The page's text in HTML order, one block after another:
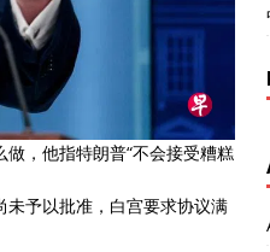
，他指特朗普“不会接受糟糕
予以批准，白宫要求协议满